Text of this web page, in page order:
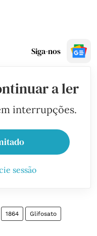
Siga-nos
a ler
interrupções.
sessão
1864 Glifosato